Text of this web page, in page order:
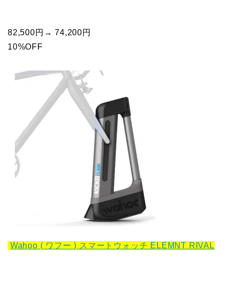
82,500円→ 74,200円
10%OFF
Wahoo ( ワフー ) スマートウォッチ ELEMNT RIVAL